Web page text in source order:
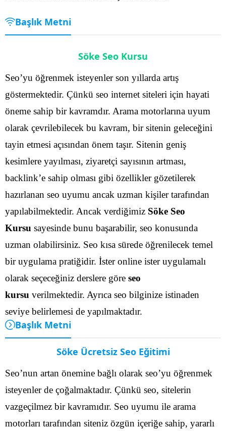
Başlık Metni
Söke Seo Kursu
Seo’yu öğrenmek isteyenler son yıllarda artış
göstermektedir. Çünkü seo internet siteleri için hayati
öneme sahip bir kavramdır. Arama motorlarına uyum
olarak çevrilebilecek bu kavram, bir sitenin geleceğini
tayin etmesi açısından önem taşır. Sitenin geniş
kesimlere yayılması, ziyaretçi sayısının artması,
backlink’e sahip olması gibi özellikler gözetilerek
hazırlanan seo uyumu ancak uzman kişiler tarafından
yapılabilmektedir. Ancak verdiğimiz Söke Seo
Kursu sayesinde bunu başarabilir, seo konusunda
uzman olabilirsiniz. Seo kısa sürede öğrenilecek temel
bir uygulama pratiğidir. İster online ister uygulamalı
olarak seçeceğiniz derslere göre seo
kursu verilmektedir. Ayrıca seo bilginize istinaden
seviye belirlemesi de yapılmaktadır.
Başlık Metni
Söke Ücretsiz Seo Eğitimi
Seo’nun artan önemine bağlı olarak seo’yu öğrenmek
isteyenler de çoğalmaktadır. Çünkü seo, sitelerin
vazgeçilmez bir kavramıdır. Seo uyumu ile arama
motorları tarafından siteniz özgün içeriğe sahip, yararlı